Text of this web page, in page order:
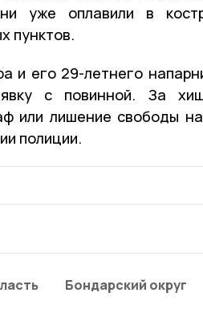
уже оплавили в
пунктов.
и его 29-летнего
с повинной. За
или лишение свободы
полиции.
Бондарский округ